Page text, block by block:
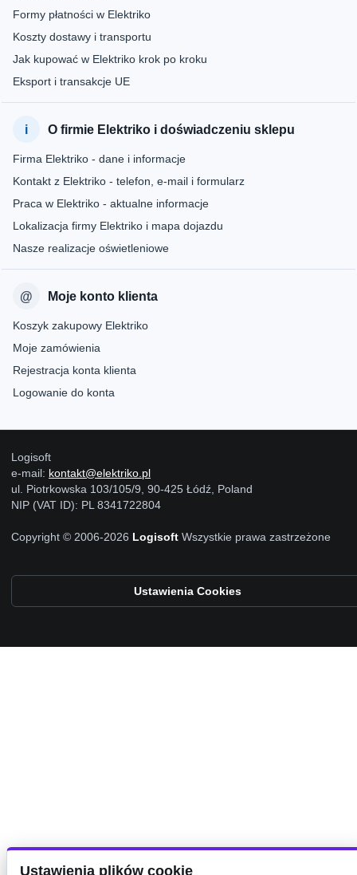
Formy płatności w Elektriko
Koszty dostawy i transportu
Jak kupować w Elektriko krok po kroku
Eksport i transakcje UE
O firmie Elektriko i doświadczeniu sklepu
Firma Elektriko - dane i informacje
Kontakt z Elektriko - telefon, e-mail i formularz
Praca w Elektriko - aktualne informacje
Lokalizacja firmy Elektriko i mapa dojazdu
Nasze realizacje oświetleniowe
Moje konto klienta
Koszyk zakupowy Elektriko
Moje zamówienia
Rejestracja konta klienta
Logowanie do konta
Logisoft
e-mail: kontakt@elektriko.pl
ul. Piotrkowska 103/105/9, 90-425 Łódź, Poland
NIP (VAT ID): PL 8341722804
Copyright © 2006-2026 Logisoft Wszystkie prawa zastrzeżone
Ustawienia Cookies
Ustawienia plików cookie